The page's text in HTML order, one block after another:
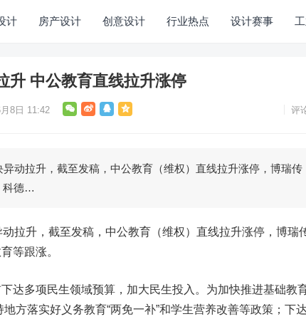
计 房产设计 创意设计 行业热点 设计赛事
升 中公教育直线拉升涨停
8日 11:42 评
拉升，截至发稿，中公教育（维权）直线拉升涨停，博瑞传
科德…
升，截至发稿， 中公教育 （维权）直线拉升涨停， 博瑞
等跟涨。
多项民生领域预算，加大民生投入。为加快推进基础教
方落实好义务教育“两免一补”和学生营养改善等政策；下